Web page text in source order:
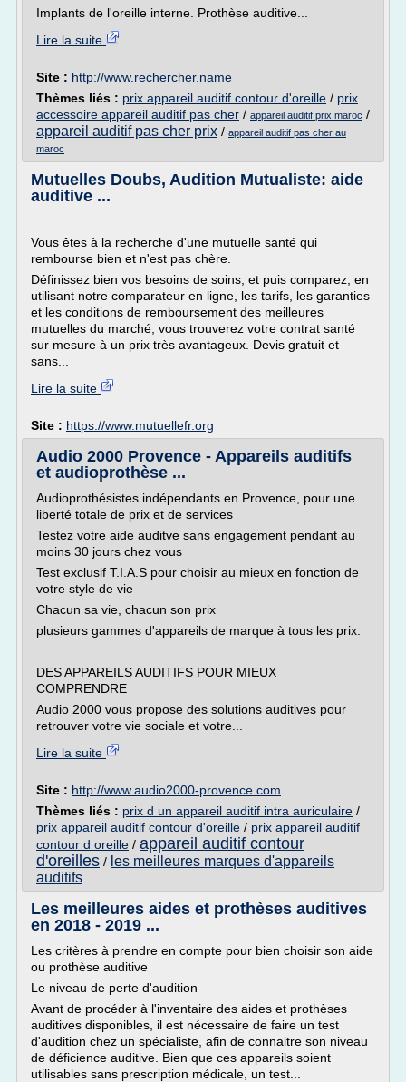
Implants de l'oreille interne. Prothèse auditive...
Lire la suite
Site : http://www.rechercher.name
Thèmes liés : prix appareil auditif contour d'oreille / prix
accessoire appareil auditif pas cher / appareil auditif prix maroc /
appareil auditif pas cher prix / appareil auditif pas cher au
maroc
Mutuelles Doubs, Audition Mutualiste: aide
auditive ...
Vous êtes à la recherche d'une mutuelle santé qui
rembourse bien et n'est pas chère.
Définissez bien vos besoins de soins, et puis comparez, en
utilisant notre comparateur en ligne, les tarifs, les garanties
et les conditions de remboursement des meilleures
mutuelles du marché, vous trouverez votre contrat santé
sur mesure à un prix très avantageux. Devis gratuit et
sans...
Lire la suite
Site : https://www.mutuellefr.org
Audio 2000 Provence - Appareils auditifs
et audioprothèse ...
Audioprothésistes indépendants en Provence, pour une
liberté totale de prix et de services
Testez votre aide auditve sans engagement pendant au
moins 30 jours chez vous
Test exclusif T.I.A.S pour choisir au mieux en fonction de
votre style de vie
Chacun sa vie, chacun son prix
plusieurs gammes d'appareils de marque à tous les prix.
DES APPAREILS AUDITIFS POUR MIEUX
COMPRENDRE
Audio 2000 vous propose des solutions auditives pour
retrouver votre vie sociale et votre...
Lire la suite
Site : http://www.audio2000-provence.com
Thèmes liés : prix d un appareil auditif intra auriculaire /
prix appareil auditif contour d'oreille / prix appareil auditif
contour d oreille / appareil auditif contour
d'oreilles / les meilleures marques d'appareils
auditifs
Les meilleures aides et prothèses auditives
en 2018 - 2019 ...
Les critères à prendre en compte pour bien choisir son aide
ou prothèse auditive
Le niveau de perte d'audition
Avant de procéder à l'inventaire des aides et prothèses
auditives disponibles, il est nécessaire de faire un test
d'audition chez un spécialiste, afin de connaitre son niveau
de déficience auditive. Bien que ces appareils soient
utilisables sans prescription médicale, un test...